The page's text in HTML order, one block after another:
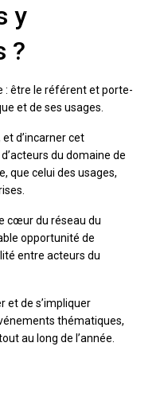
y
?
: être le référent et porte-
et de ses usages.
d’incarner cet
du domaine de
que celui des usages,
cœur du réseau du
opportunité de
entre acteurs du
et de s’impliquer
thématiques,
au long de l’année.